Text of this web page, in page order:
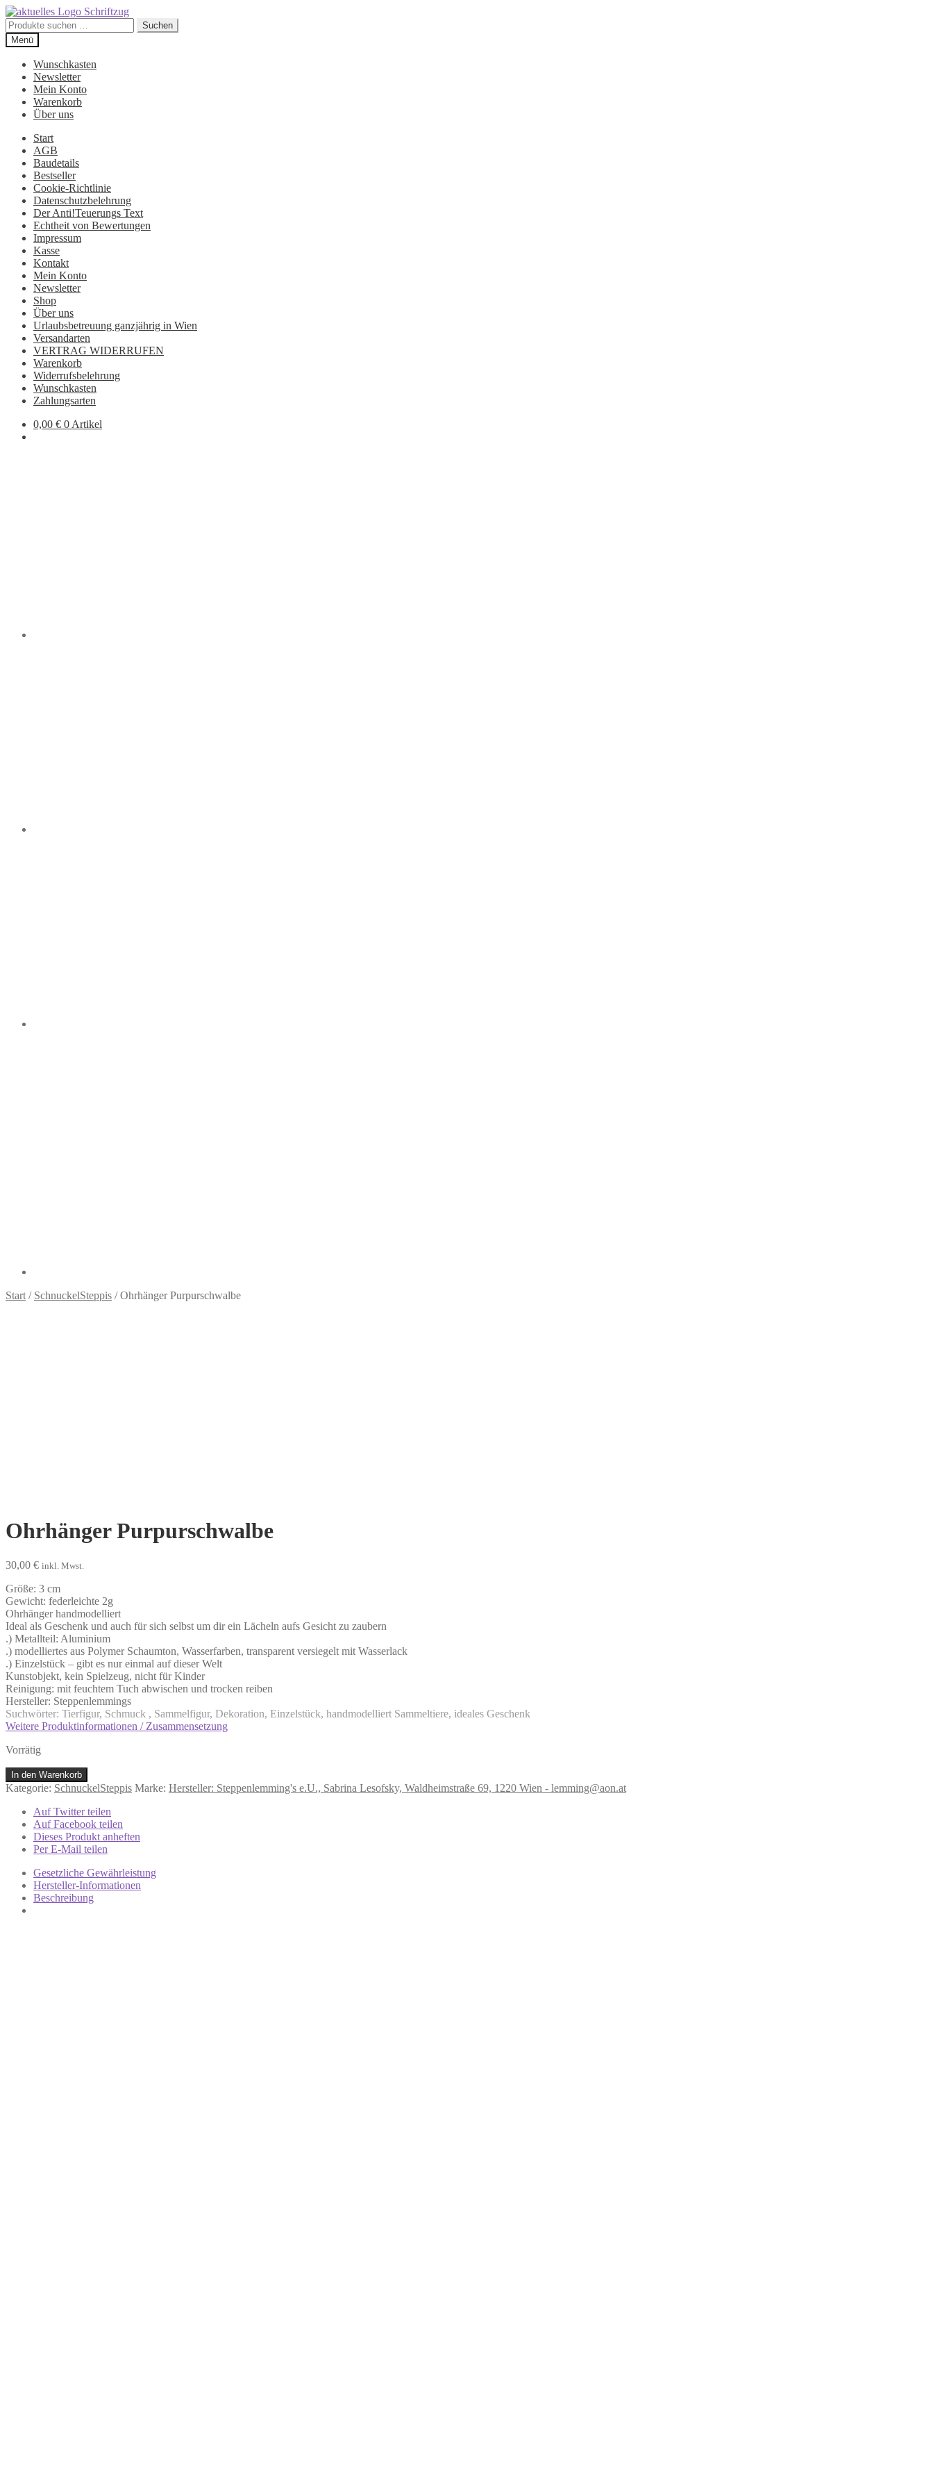
Suchen
nach:
Suchen
Zur
Navigation
springen
Zum
Inhalt
springen
Menü
Wunschkasten
Newsletter
Mein Konto
Warenkorb
Über uns
Start
AGB
Baudetails
Bestseller
Cookie-Richtlinie
Datenschutzbelehrung
Der Anti!Teuerungs Text
Echtheit von Bewertungen
Impressum
Kasse
Kontakt
Mein Konto
Newsletter
Shop
Über uns
Urlaubsbetreuung ganzjährig in Wien
Versandarten
VERTRAG WIDERRUFEN
Warenkorb
Widerrufsbelehrung
Wunschkasten
Zahlungsarten
0,00 € 0 Artikel
Start / SchnuckelSteppis /Ohrhänger Purpurschwalbe
Ohrhänger Purpurschwalbe
30,00 € inkl. Mwst.
Größe: 3 cm
Gewicht: federleichte 2g
Ohrhänger handmodelliert
Ideal als Geschenk und auch für sich selbst um dir ein Lächeln aufs Gesicht zu zaubern
.) Metallteil: Aluminium
.) modelliertes aus Polymer Schaumton, Wasserfarben, transparent versiegelt mit Wasserlack
.) Einzelstück – gibt es nur einmal auf dieser Welt
Kunstobjekt, kein Spielzeug, nicht für Kinder
Reinigung: mit feuchtem Tuch abwischen und trocken reiben
Hersteller: Steppenlemmings
Suchwörter: Tierfigur, Schmuck , Sammelfigur, Dekoration, Einzelstück, handmodelliert Sammeltiere, ideales Geschenk
Weitere Produktinformationen / Zusammensetzung
Vorrätig
Ohrhänger
Purpurschwalbe
Menge
In den Warenkorb
Kategorie: SchnuckelSteppis Marke: Hersteller: Steppenlemming's e.U., Sabrina Lesofsky, Waldheimstraße 69, 1220 Wien - lemming@aon.at
Auf Twitter teilen
Auf Facebook teilen
Dieses Produkt anheften
Per E-Mail teilen
Gesetzliche Gewährleistung
Hersteller-Informationen
Beschreibung